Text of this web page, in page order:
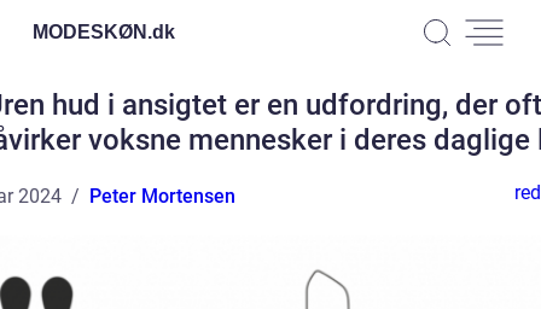
MODESKØN.dk
hud i ansigtet er en udfordring, der
voksne mennesker i deres daglige
2024 Peter Mortensen